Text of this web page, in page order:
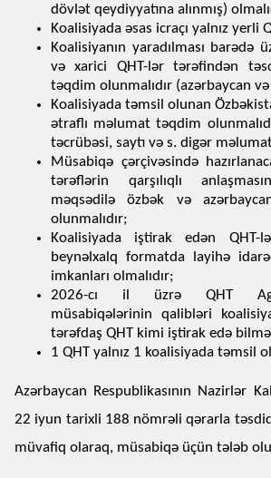
dövlət qeydiyyatına alınmış)
Koalisiyada əsas icraçı yalnız yerli
Koalisiyanın yaradılması barədə
və xarici QHT-lər tərəfindən
təqdim olunmalıdır (azərbaycan
Koalisiyada təmsil olunan
ətraflı məlumat təqdim
təcrübəsi, saytı və s. digər
Müsabiqə çərçivəsində
tərəflərin qarşılıqlı
məqsədilə özbək və
olunmalıdır;
Koalisiyada iştirak edən QHT-
beynəlxalq formatda layihə
imkanları olmalıdır;
2026-cı il üzrə QHT
müsabiqələrinin qalibləri
tərəfdaş QHT kimi iştirak edə
1 QHT yalnız 1 koalisiyada təmsil
Azərbaycan Respublikasının Nazirlər
22 iyun tarixli 188 nömrəli qərarla
müvafiq olaraq, müsabiqə üçün tələb